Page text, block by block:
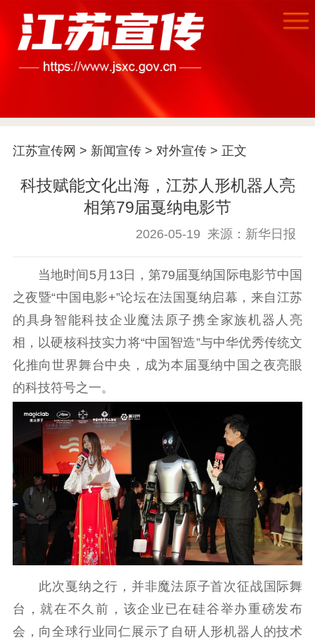
首页
江苏要闻
公示公告
通知公告 信息公开制度
信息公开指南
信息公开年度报
告
政策法规
工作动态
理论武装
理论学习 宣传宣讲 研究阐释
哲学社科
社科强省 工作通知
成果集萃
江苏文脉
资料下载
新闻宣传
主题宣传 对外宣传
新闻发布
记者之家
品牌栏目
江苏宣传网 > 新闻宣传> 对外宣传> 正文
科技赋能文化出海，江苏人形机器人亮
相第79届戛纳电影节
2026-05-19 来源：新华日报
当地时间5月13日，第79届戛纳国际电影节中国
之夜暨“中国电影+”论坛在法国戛纳启幕，来自江苏
的具身智能科技企业魔法原子携全家族机器人亮
相，以硬核科技实力将“中国智造”与中华优秀传统文
化推向世界舞台中央，成为本届戛纳中国之夜亮眼
的科技符号之一。
此次戛纳之行，并非魔法原子首次征战国际舞
台，就在不久前，该企业已在硅谷举办重磅发布
会，向全球行业同仁展示了自研人形机器人的技术